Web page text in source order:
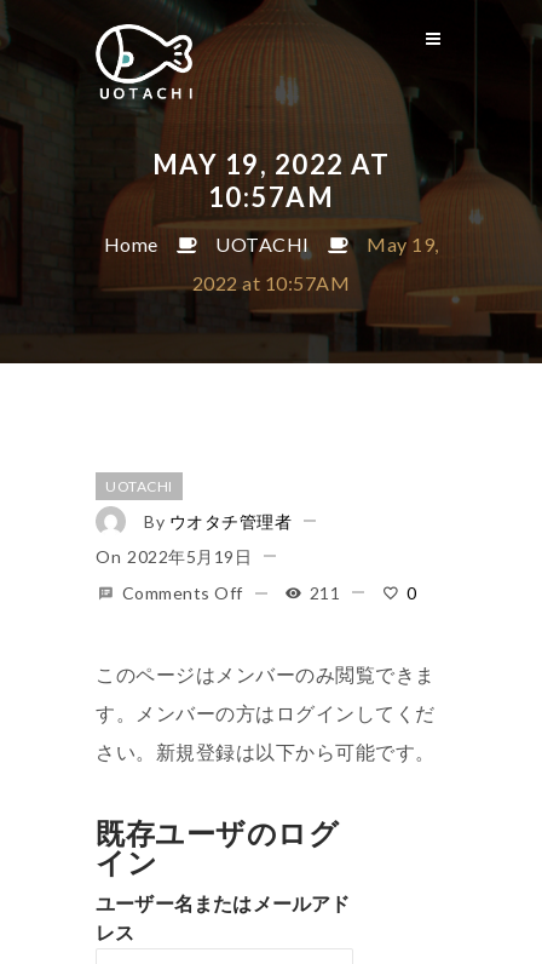
MAY 19, 2022 AT
10:57AM
Home UOTACHI
May 19,
2022 at 10:57AM
UOTACHI
By ウオタチ管理者
On 2022年5月19日
Comments Off
211 0
このページはメンバーのみ閲覧できま
す。メンバーの方はログインしてくだ
さい。新規登録は以下から可能です。
既存ユーザのログ
イン
ユーザー名またはメールアド
レス